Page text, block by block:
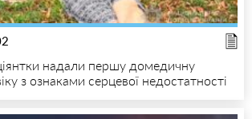
надали першу домедичну
з ознаками серцевої недостатності